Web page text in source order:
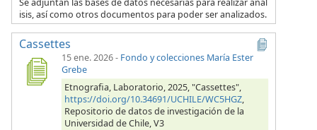
isis, así como otros documentos para poder ser analizados.
Cassettes
15 ene. 2026- Fondo y colecciones María Ester
Grebe
Etnografia, Laboratorio, 2025, "Cassettes",
https://doi.org/10.34691/UCHILE/WC5HGZ,
Repositorio de datos de investigación de la
Universidad de Chile, V3